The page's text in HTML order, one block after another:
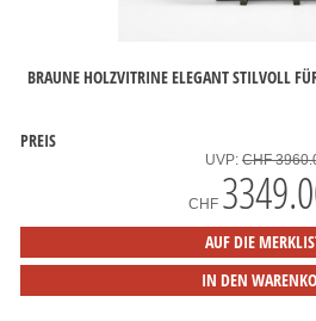
BRAUNE HOLZVITRINE ELEGANT STILVOLL
PREIS
UVP: CHF
CHF
AUF DIE
IN DEN